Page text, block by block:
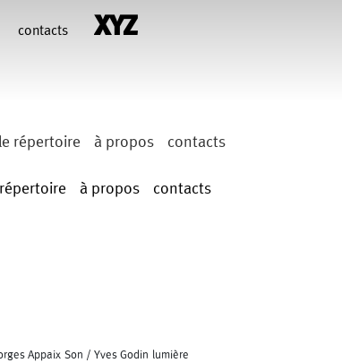
contacts
le répertoire à propos contacts
Appaix Son / Yves Godin lumière
à propos contacts